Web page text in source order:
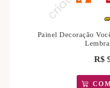
Painel Decoração
R$